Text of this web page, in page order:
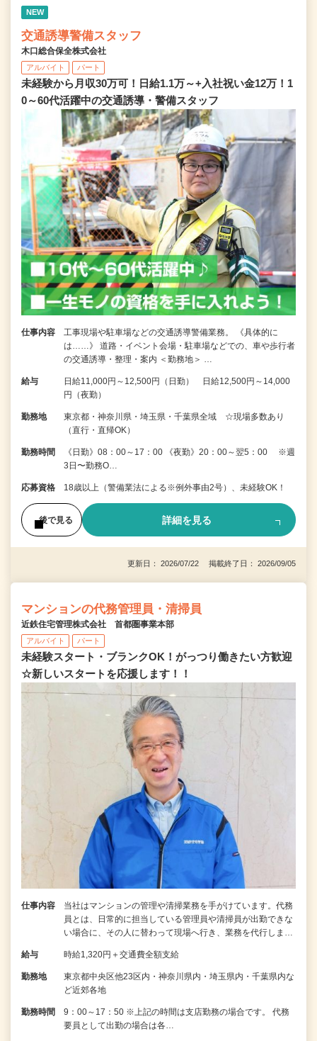
NEW
交通誘導警備スタッフ
木口総合保全株式会社
アルバイト パート
未経験から月収30万可！日給1.1万～+入社祝い金12万！1
0～60代活躍中の交通誘導・警備スタッフ
仕事内容
工事現場や駐車場などの交通誘導警備業務。 《具体的に
は……》 道路・イベント会場・駐車場などでの、車や歩行者
の交通誘導・整理・案内 ＜勤務地＞ …
給与
日給11,000円～12,500円（日勤） 日給12,500円～14,000
円（夜勤）
勤務地
東京都・神奈川県・埼玉県・千葉県全域 ☆現場多数あり
（直行・直帰OK）
勤務時間
《日勤》08：00～17：00 《夜勤》20：00～翌5：00 ※週
3日〜勤務O…
応募資格 18歳以上（警備業法による※例外事由2号）、未経験OK！
後で見る 詳細を見る
更新日： 2026/07/22 掲載終了日： 2026/09/05
マンションの代務管理員・清掃員
近鉄住宅管理株式会社 首都圏事業本部
アルバイト パート
未経験スタート・ブランクOK！がっつり働きたい方歓迎
☆新しいスタートを応援します！！
仕事内容
当社はマンションの管理や清掃業務を手がけています。代務
員とは、日常的に担当している管理員や清掃員が出勤できな
い場合に、その人に替わって現場へ行き、業務を代行しま…
給与 時給1,320円＋交通費全額支給
勤務地
東京都中央区他23区内・神奈川県内・埼玉県内・千葉県内な
ど近郊各地
勤務時間
9：00～17：50 ※上記の時間は支店勤務の場合です。 代務
要員として出勤の場合は各…